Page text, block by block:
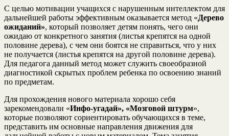
C целью мотивации учащихся с нарушенным интеллектом для
дальнейшей работы эффективным оказывается метод «Дерево
ожиданий», который позволяет детям понять, чего они
ожидаю от конкретного занятия (листья крепятся на одной
половине дерева), с чем они боятся не справиться, что у них
не получается (листья крепятся на другой половине дерева).
Для педагога данный метод может служить своеобразной
диагностикой скрытых проблем ребенка по освоению знаний
по предметам.
Для прохождения нового материала хорошо себя
зарекомендовали «Инфо-угадай», «Мозговой штурм»,
которые позволяют сориентировать обучающихся в теме,
представить им основные направления движения для